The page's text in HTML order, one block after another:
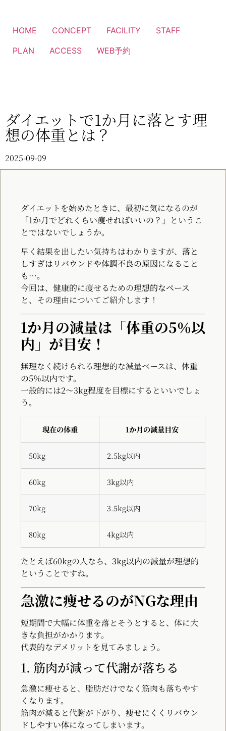
HOME CONCEPT FACILITY
STAFF
PLAN
ACCESS WEB予約
ダイエットで1か月に落とす理
想の体重とは？
2025-09-09
ダイエットを始めたときに、最初に気になるのが
「1か月でどれくらい痩せればいいの？ 」というこ
とではないでしょうか。
早く結果を出したい気持ちはわかりますが、 落と
しすぎはリバウンドや体調不良の原因になること
も…。
今回は、健康的に痩せるための理想的なペース
と、その理由についてご紹介します！
1か月の減量は「体重の5％以
内」が目安！
無理なく続けられる理想的な減量ペースは、 体重
の5％以内です。
一般的には2〜3kg程度を目標にするといいでしょ
う。
現在の体重 1か月の減量目安
50kg 2.5kg以内
60kg 3kg以内
70kg 3.5kg以内
80kg 4kg以内
たとえば60kgの人なら、 3kg以内の減量が理想的
ということですね。
急激に痩せるのがNGな理由
短期間で大幅に体重を落とそうとすると、体に大
きな負担がかかります。
代表的なデメリットを見てみましょう。
1. 筋肉が減って代謝が落ちる
急激に痩せると、脂肪だけでなく筋肉も落ちやす
くなります。
筋肉が減ると代謝が下がり、 痩せにくくリバウン
ドしやすい体になってしまいます。